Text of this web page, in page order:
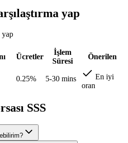
yap
yap
Ücretler
İşlem
Süresi
Önerilen
0.25% 5-30 mins
En iyi
oran
SSS